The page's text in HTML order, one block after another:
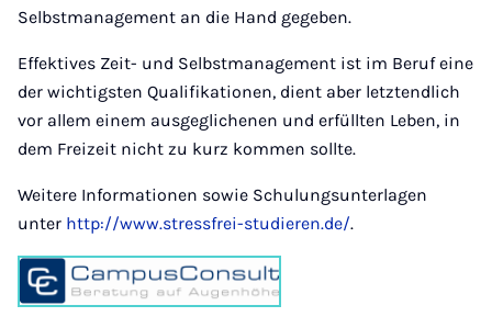
Selbstmanagement an die Hand gegeben.
Effektives Zeit- und Selbstmanagement ist im Beruf eine
der wichtigsten Qualifikationen, dient aber letztendlich
vor allem einem ausgeglichenen und erfüllten Leben, in
dem Freizeit nicht zu kurz kommen sollte.
Weitere Informationen sowie Schulungsunterlagen
unter http://www.stressfrei-studieren.de/.